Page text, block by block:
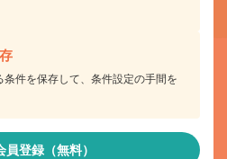
条件を保存して、条件設定の手間を
員登録（無料）